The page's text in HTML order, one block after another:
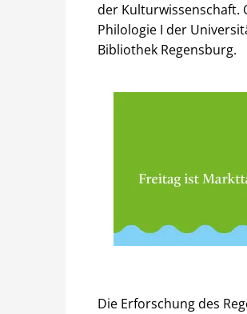
der Kulturwissenschaft.
Philologie I der
Bibliothek Regensburg.
Die Erforschung des